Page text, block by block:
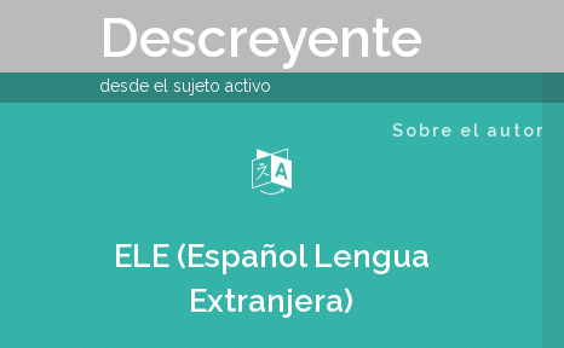
Descreyente
desde el sujeto activo
Sobre el autor
ELE (Español Lengua
Extranjera)